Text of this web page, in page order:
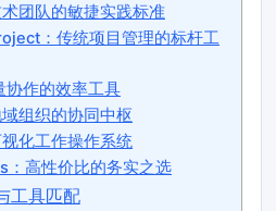
团队的敏捷实践标准
：传统项目管理的标杆工
作的效率工具
组织的协同中枢
化工作操作系统
：高性价比的务实之选
工具匹配